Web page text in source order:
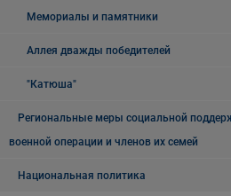
Мемориалы и памятники
Аллея дважды победителей
"Катюша"
Региональные меры социальной
военной операции и членов их семей
Национальная политика